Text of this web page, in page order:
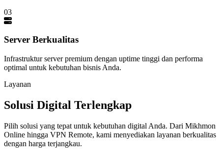
03
Server Berkualitas
Infrastruktur server premium dengan uptime tinggi dan performa
optimal untuk kebutuhan bisnis Anda.
Layanan
Solusi Digital Terlengkap
Pilih solusi yang tepat untuk kebutuhan digital Anda. Dari Mikhmon
Online hingga VPN Remote, kami menyediakan layanan berkualitas
dengan harga terjangkau.